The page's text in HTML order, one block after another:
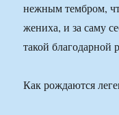
нежным тембром,
жениха, и за саму
такой благодарной
Как рождаются